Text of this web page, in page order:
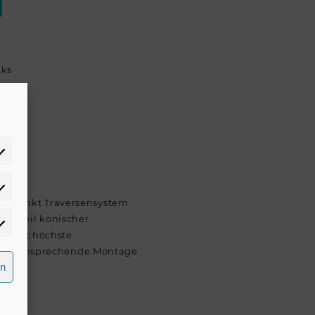
2Punkt Traversensystem
Vorteil konischer
höchste
ansprechende Montage